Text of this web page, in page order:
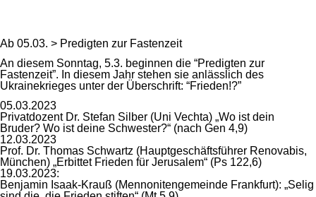
Ab 05.03. > Predigten zur Fastenzeit
An diesem Sonntag, 5.3. beginnen die “Predigten zur
Fastenzeit”. In diesem Jahr stehen sie anlässlich des
Ukrainekrieges unter der Überschrift: “Frieden!?”
05.03.2023
Privatdozent Dr. Stefan Silber (Uni Vechta) „Wo ist dein
Bruder? Wo ist deine Schwester?“ (nach Gen 4,9)
12.03.2023
Prof. Dr. Thomas Schwartz (Hauptgeschäftsführer Renovabis,
München) „Erbittet Frieden für Jerusalem“ (Ps 122,6)
19.03.2023:
Benjamin Isaak-Krauß (Mennonitengemeinde Frankfurt): „Selig